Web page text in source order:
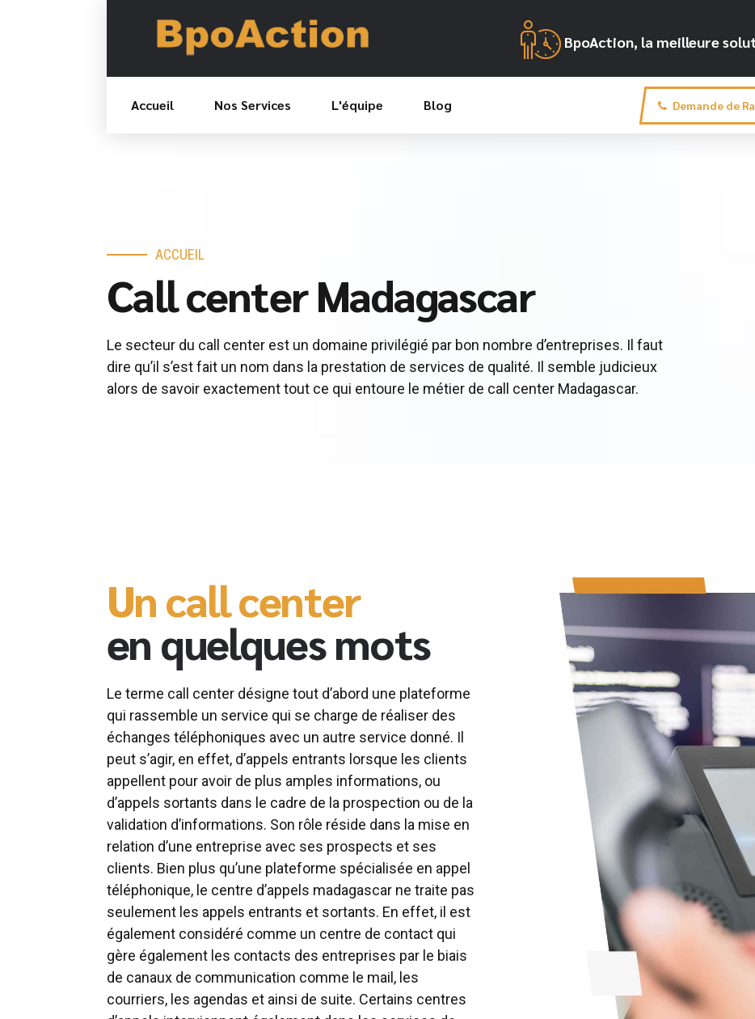
BpoAction, la meilleure
Demande de
Accueil Nos Services L'équipe Blog
ACCUEIL
Call center Madagascar
Le secteur du call center est un domaine privilégié par bon nombre d’entreprises. Il faut
dire qu’il s’est fait un nom dans la prestation de services de qualité. Il semble judicieux
alors de savoir exactement tout ce qui entoure le métier de call center Madagascar.
Un call center
en quelques mots
Le terme call center désigne tout d’abord une plateforme
qui rassemble un service qui se charge de réaliser des
échanges téléphoniques avec un autre service donné. Il
peut s’agir, en effet, d’appels entrants lorsque les clients
appellent pour avoir de plus amples informations, ou
d’appels sortants dans le cadre de la prospection ou de la
validation d’informations. Son rôle réside dans la mise en
relation d’une entreprise avec ses prospects et ses
clients. Bien plus qu’une plateforme spécialisée en appel
téléphonique, le centre d’appels madagascar ne traite pas
seulement les appels entrants et sortants. En effet, il est
également considéré comme un centre de contact qui
gère également les contacts des entreprises par le biais
de canaux de communication comme le mail, les
courriers, les agendas et ainsi de suite. Certains centres